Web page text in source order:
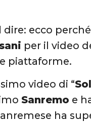
dire: ecco perché
per il video
piattaforme.
video di “
Sanremo e
ha